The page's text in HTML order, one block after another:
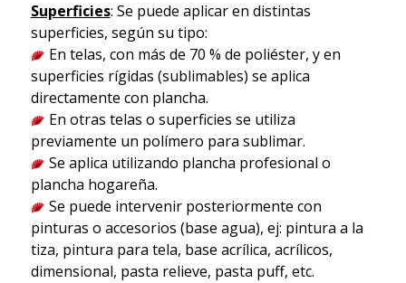
Superficies: Se puede aplicar en distintas
superficies, según su tipo:
En telas, con más de 70 % de poliéster, y en
superficies rígidas (sublimables) se aplica
directamente con plancha.
En otras telas o superficies se utiliza
previamente un polímero para sublimar.
Se aplica utilizando plancha profesional o
plancha hogareña.
Se puede intervenir posteriormente con
pinturas o accesorios (base agua), ej: pintura a la
tiza, pintura para tela, base acrílica, acrílicos,
dimensional, pasta relieve, pasta puff, etc.